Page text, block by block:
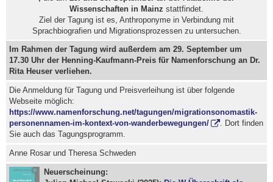
Wissenschaften in Mainz stattfindet.
Ziel der Tagung ist es, Anthroponyme in Verbindung mit
Sprachbiografien und Migrationsprozessen zu untersuchen.
Im Rahmen der Tagung wird außerdem am 29. September um
17.30 Uhr der Henning-Kaufmann-Preis für Namenforschung an Dr.
Rita Heuser verliehen.
Die Anmeldung für Tagung und Preisverleihung ist über folgende
Webseite möglich:
https://www.namenforschung.net/tagungen/migrationsonomastik-
personennamen-im-kontext-von-wanderbewegungen/
. Dort finden
Sie auch das Tagungsprogramm.
Anne Rosar und Theresa Schweden
Neuerscheinung: